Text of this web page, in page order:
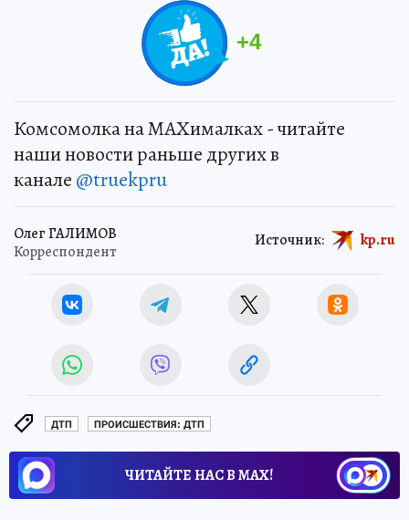
+4
Комсомолка на MAXималках - читайте
наши новости раньше других в
канале @truekpru
Олег ГАЛИМОВ
Корреспондент
Источник: kp.ru
ДТП ПРОИСШЕСТВИЯ: ДТП
ЧИТАЙТЕ НАС В МАХ!